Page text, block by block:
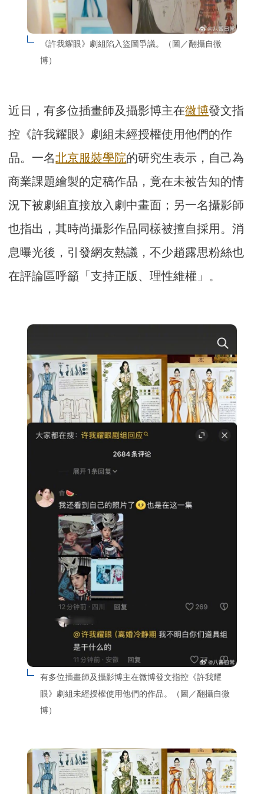
《許我耀眼》劇組陷入盜圖爭議。（圖／翻攝自微
博）
近日，有多位插畫師及攝影博主在微博發文指
控《許我耀眼》劇組未經授權使用他們的作
品。一名北京服裝學院的研究生表示，自己為
商業課題繪製的定稿作品，竟在未被告知的情
況下被劇組直接放入劇中畫面；另一名攝影師
也指出，其時尚攝影作品同樣被擅自採用。消
息曝光後，引發網友熱議，不少趙露思粉絲也
在評論區呼籲「支持正版、理性維權」。
有多位插畫師及攝影博主在微博發文指控《許我耀
眼》劇組未經授權使用他們的作品。（圖／翻攝自微
博）